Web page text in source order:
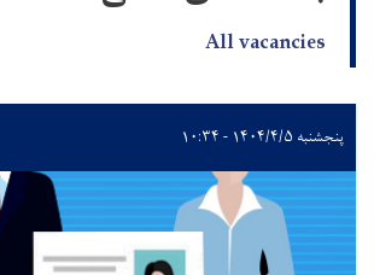
All vacancies
پنجشنبه ۱۴۰۴/۴/۵ - ۱۰:۳۴